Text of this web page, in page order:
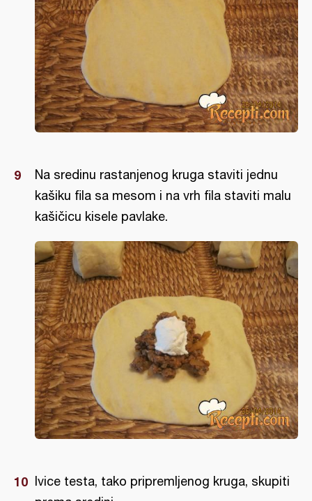
Na sredinu rastanjenog kruga staviti jednu
kašiku fila sa mesom i na vrh fila staviti malu
kašičicu kisele pavlake.
Ivice testa, tako pripremljenog kruga, skupiti